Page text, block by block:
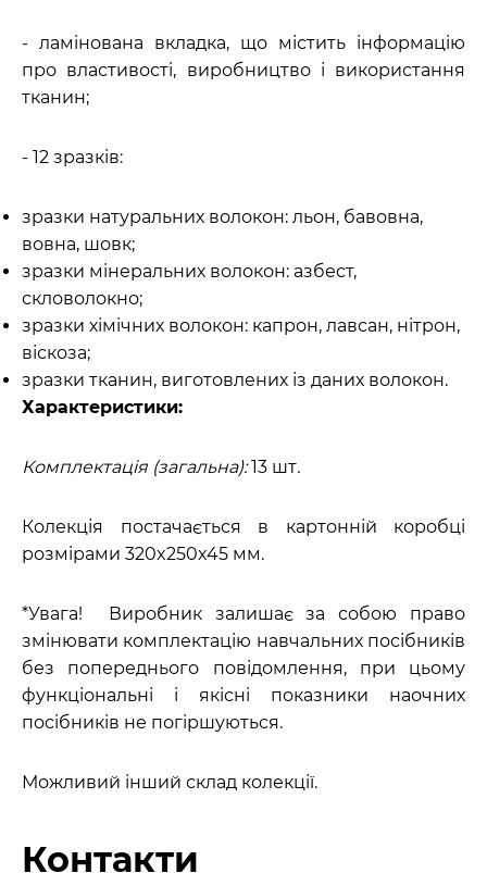
- ламінована вкладка, що містить інформацію
про властивості, виробництво і використання
тканин;
- 12 зразків:
зразки натуральних волокон: льон, бавовна,
вовна, шовк;
зразки мінеральних волокон: азбест,
скловолокно;
зразки хімічних волокон: капрон, лавсан, нітрон,
віскоза;
зразки тканин, виготовлених із даних волокон.
Характеристики:
Комплектація (загальна):13 шт.
Колекція постачається в картонній коробці
розмірами 320x250x45 мм.
*Увага! Виробник залишає за собою право
змінювати комплектацію навчальних посібників
без попереднього повідомлення, при цьому
функціональні і якісні показники наочних
посібників не погіршуються.
Можливий інший склад колекції.
Контакти